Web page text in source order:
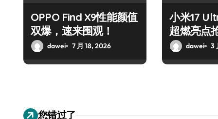
OPPO Find X9性能颜值
双爆，速来围观！
dawei 7 月 18, 2026
小米17
超燃亮点
dawei 3
您错过了